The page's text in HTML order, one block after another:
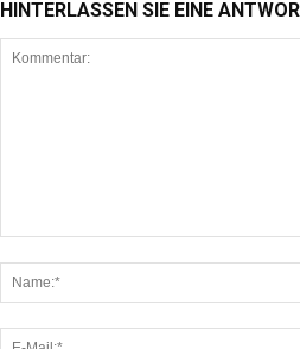
HINTERLASSEN SIE EINE